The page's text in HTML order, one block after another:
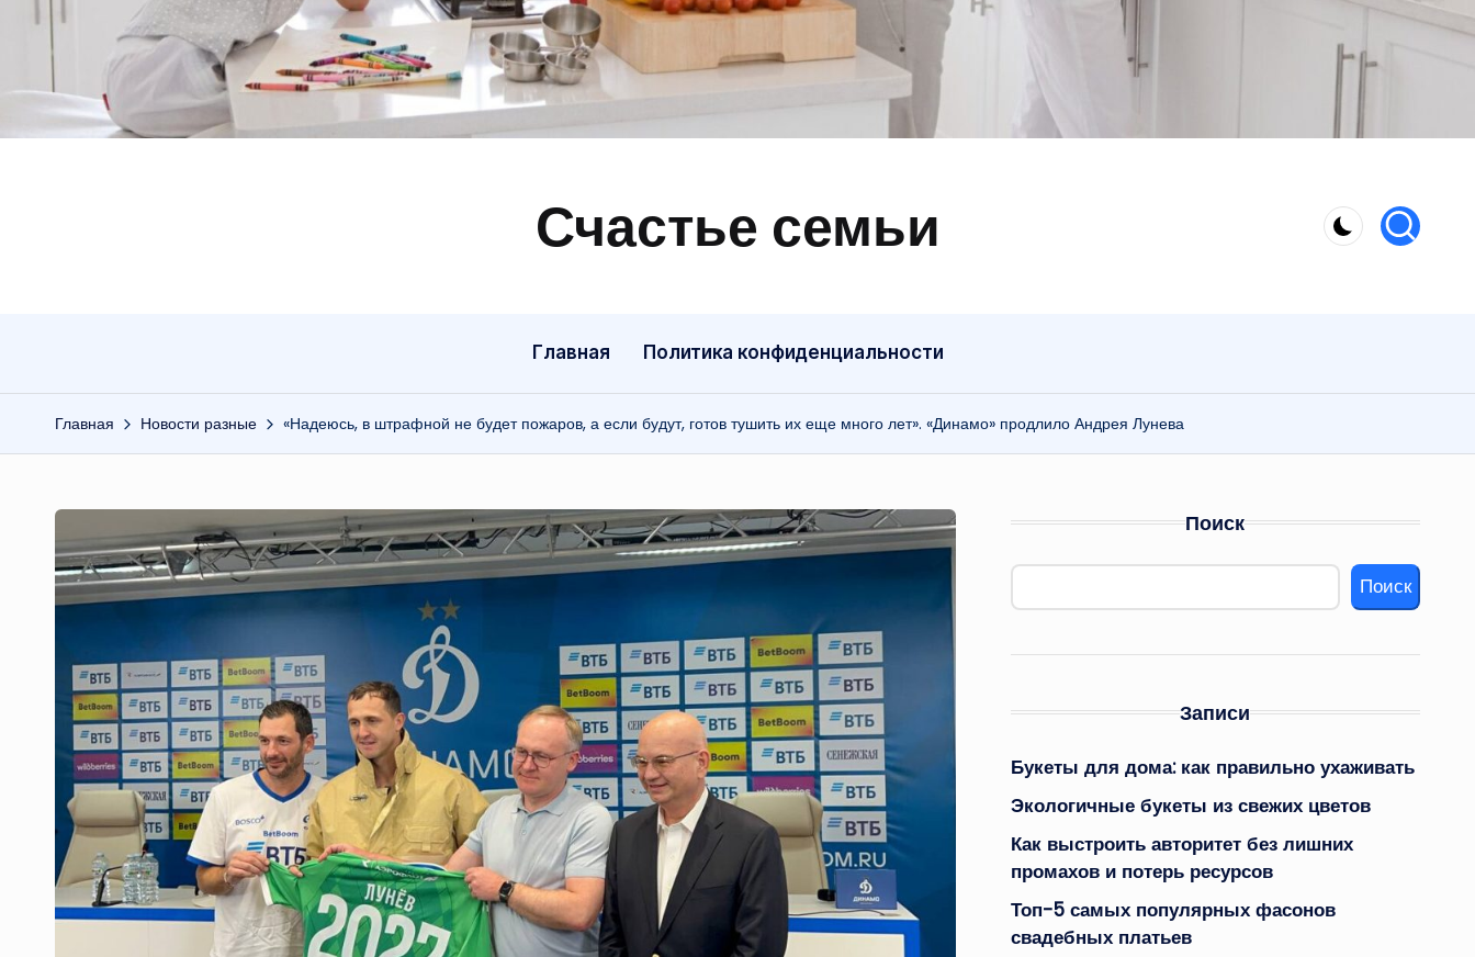
Счастье семьи
Быт,
Главная Политика конфиденциальности
Главная Новости разные «Надеюсь, в штрафной не будет пожаров, а если будут, готов тушить их еще много лет». «Динамо» продлило Андрея Лунева
Поиск
Поиск
Записи
Букеты для дома: как правильно ухаживать
Экологичные букеты из свежих цветов
Как выстроить авторитет без лишних
промахов и потерь ресурсов
Топ-5 самых популярных фасонов
свадебных платьев